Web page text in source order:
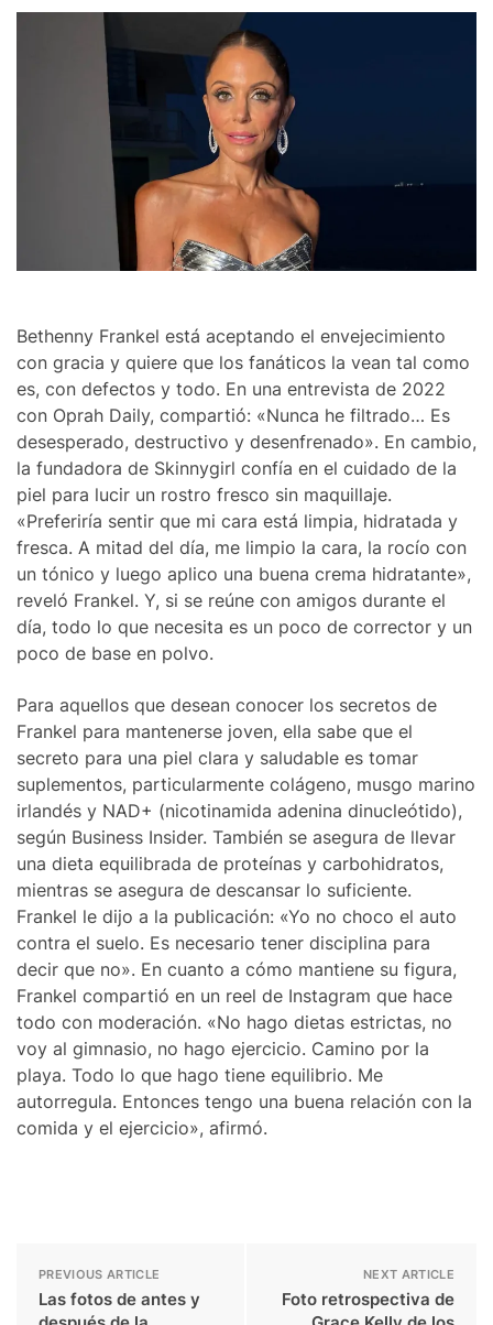
Bethenny Frankel está aceptando el envejecimiento
con gracia y quiere que los fanáticos la vean tal como
es, con defectos y todo. En una entrevista de 2022
con Oprah Daily, compartió: «Nunca he filtrado… Es
desesperado, destructivo y desenfrenado». En cambio,
la fundadora de Skinnygirl confía en el cuidado de la
piel para lucir un rostro fresco sin maquillaje.
«Preferiría sentir que mi cara está limpia, hidratada y
fresca. A mitad del día, me limpio la cara, la rocío con
un tónico y luego aplico una buena crema hidratante»,
reveló Frankel. Y, si se reúne con amigos durante el
día, todo lo que necesita es un poco de corrector y un
poco de base en polvo.
Para aquellos que desean conocer los secretos de
Frankel para mantenerse joven, ella sabe que el
secreto para una piel clara y saludable es tomar
suplementos, particularmente colágeno, musgo marino
irlandés y NAD+ (nicotinamida adenina dinucleótido),
según Business Insider. También se asegura de llevar
una dieta equilibrada de proteínas y carbohidratos,
mientras se asegura de descansar lo suficiente.
Frankel le dijo a la publicación: «Yo no choco el auto
contra el suelo. Es necesario tener disciplina para
decir que no». En cuanto a cómo mantiene su figura,
Frankel compartió en un reel de Instagram que hace
todo con moderación. «No hago dietas estrictas, no
voy al gimnasio, no hago ejercicio. Camino por la
playa. Todo lo que hago tiene equilibrio. Me
autorregula. Entonces tengo una buena relación con la
comida y el ejercicio», afirmó.
PREVIOUS ARTICLE
Las fotos de antes y
NEXT ARTICLE
Foto retrospectiva de